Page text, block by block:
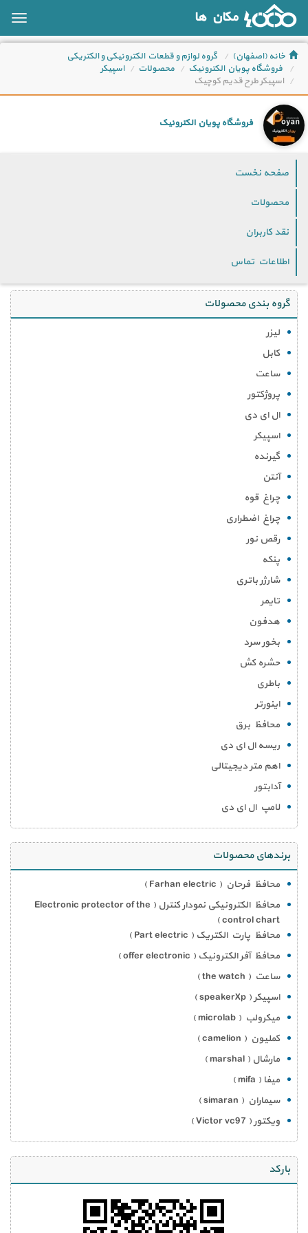
مکان ها
خانه (اصفهان)
گروه لوازم و قطعات الکترونیکی و الکتریکی
فروشگاه پویان الکترونیک
محصولات
اسپیکر
اسپیکر طرح قدیم کوچیک
فروشگاه پویان الکترونیک
صفحه نخست
محصولات
نقد کاربران
اطلاعات تماس
گروه بندی محصولات
لیزر
کابل
ساعت
پروژکتور
ال ای دی
اسپیکر
گیرنده
آنتن
چراغ قوه
چراغ اضطراری
رقص نور
پنکه
شارژر باتری
تایمر
هدفون
بخور سرد
حشره کش
باطری
اینورتر
محافظ برق
ریسه ال ای دی
اهم متر دیجیتالی
آدابتور
لامپ ال ای دی
برندهای محصولات
محافظ فرحان ( Farhan electric )
محافظ الکترونیکی نمودار کنترل ( Electronic protector of the
control chart )
محافظ پارت الکتریک ( Part electric )
محافظ آفر الکترونیک ( offer electronic )
ساعت ( the watch )
اسپیکر ( speakerXp )
میکرولب ( microlab )
کملیون ( camelion )
مارشال ( marshal )
میفا ( mifa )
سیماران ( simaran )
ویکتور ( Victor vc97 )
بارکد